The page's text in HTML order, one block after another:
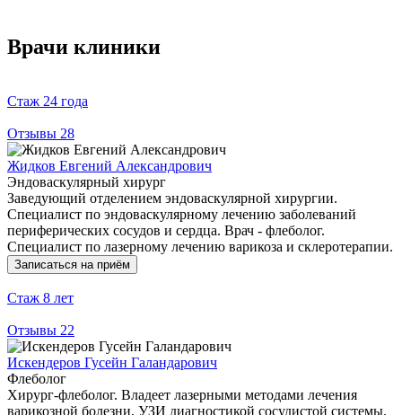
Врачи клиники
Стаж 24 года
Отзывы 28
Жидков Евгений Александрович
Эндоваскулярный хирург
Заведующий отделением эндоваскулярной хирургии.
Специалист по эндоваскулярному лечению заболеваний
периферических сосудов и сердца. Врач - флеболог.
Специалист по лазерному лечению варикоза и склеротерапии.
Записаться на приём
Стаж 8 лет
Отзывы 22
Искендеров Гусейн Галандарович
Флеболог
Хирург-флеболог. Владеет лазерными методами лечения
варикозной болезни, УЗИ диагностикой сосудистой системы.